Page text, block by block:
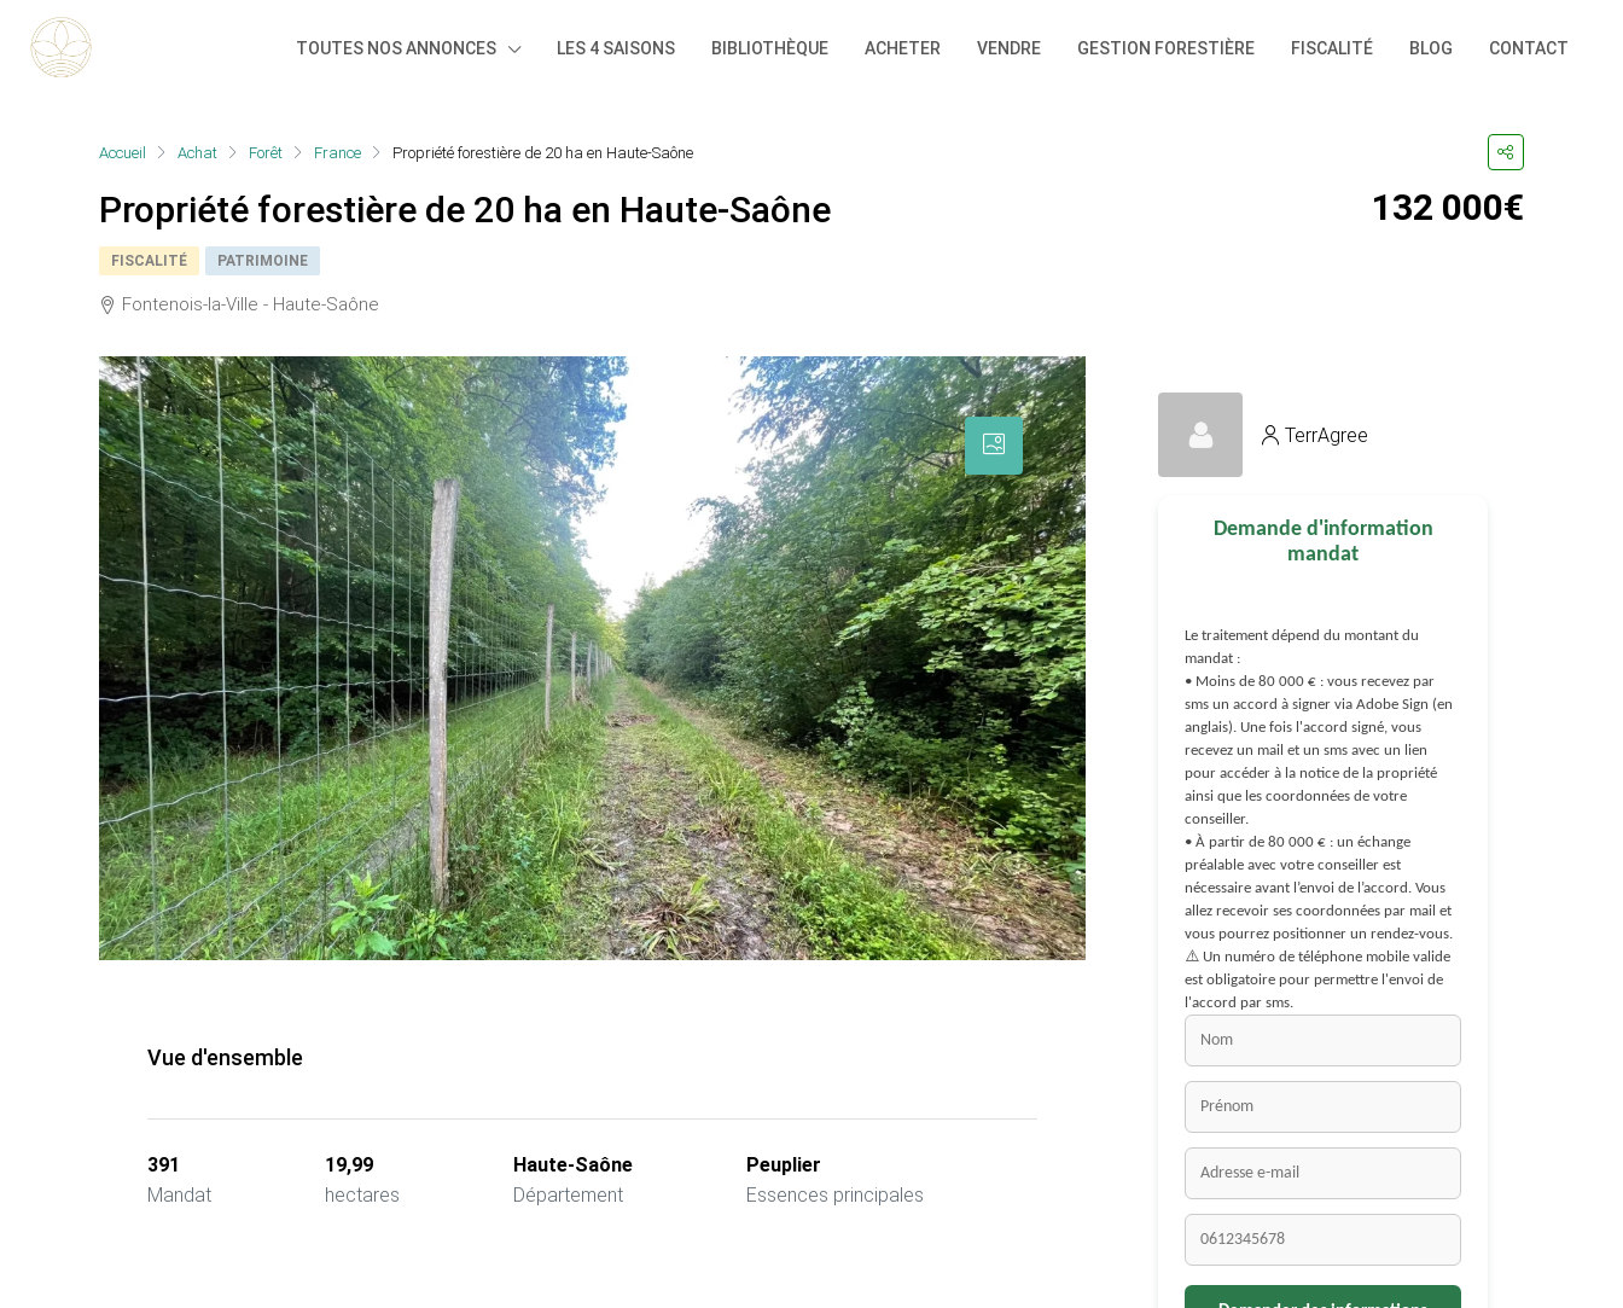
TOUTES NOS ANNONCES LES 4 SAISONS BIBLIOTHÈQUE ACHETER VENDRE GESTION FORESTIÈRE FISCALITÉ BLOG CONTACT
Accueil Achat Forêt France Propriété forestière de 20 ha en Haute-Saône
Propriété forestière de 20 ha en Haute-Saône 132 000€
FISCALITÉ PATRIMOINE
Fontenois-la-Ville - Haute-Saône
Vue d'ensemble
391
Mandat
19,99
hectares
Haute-Saône
Département
Peuplier
Essences principales
TerrAgree
Demande d'information
mandat
Le traitement dépend du montant du
mandat :
• Moins de 80 000 € : vous recevez par
sms un accord à signer via Adobe Sign (en
anglais). Une fois l'accord signé, vous
recevez un mail et un sms avec un lien
pour accéder à la notice de la propriété
ainsi que les coordonnées de votre
conseiller.
• À partir de 80 000 € : un échange
préalable avec votre conseiller est
nécessaire avant l’envoi de l’accord. Vous
allez recevoir ses coordonnées par mail et
vous pourrez positionner un rendez-vous.
⚠️ Un numéro de téléphone mobile valide
est obligatoire pour permettre l'envoi de
l'accord par sms.